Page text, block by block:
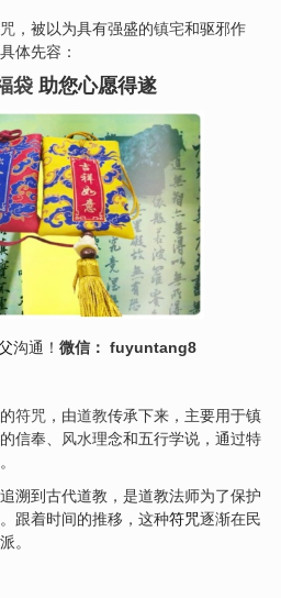
，被以为具有强盛的镇宅和驱邪作
体先容：
袋助您心愿得遂
沟通！ 微信： fuyuntang8
符咒 ，由道教传承下来，主要用于镇
的信奉、 风水理念和五行学说，通过特
溯到古代道教，是道教法师为了保护
跟着时间的推移，这种符咒逐渐在民
。